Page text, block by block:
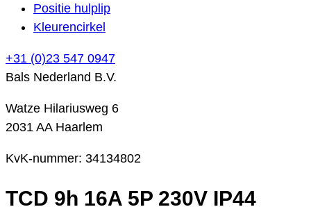
Positie hulplip
Kleurencirkel
+31 (0)23 547 0947
Bals Nederland B.V.
Watze Hilariusweg 6
2031 AA Haarlem
KvK-nummer: 34134802
TCD 9h 16A 5P 230V IP44